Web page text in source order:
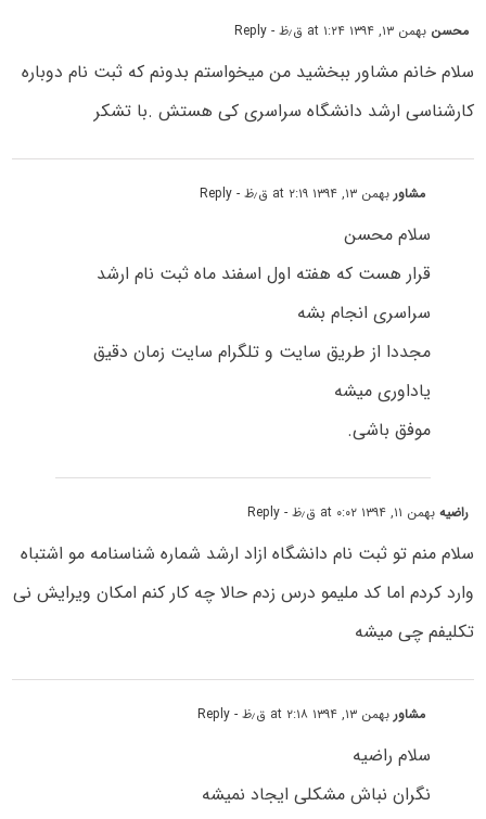
محسن بهمن ۱۳, ۱۳۹۴ at ۱:۲۴ ق٫ظ - Reply
سلام خانم مشاور ببخشید من میخواستم بدونم که ثبت نام دوباره
کارشناسی ارشد دانشگاه سراسری کی هستش .با تشکر
مشاوربهمن ۱۳, ۱۳۹۴ at ۲:۱۹ ق٫ظ - Reply
سلام محسن
قرار هست که هفته اول اسفند ماه ثبت نام ارشد
سراسری انجام بشه
مجددا از طریق سایت و تلگرام سایت زمان دقیق
یاداوری میشه
موفق باشی.
راضیهبهمن ۱۱, ۱۳۹۴ at ۰:۰۲ ق٫ظ - Reply
سلام منم تو ثبت نام دانشگاه ازاد ارشد شماره شناسنامه مو اشتباه
وارد کردم اما کد ملیمو درس زدم حالا چه کار کنم امکان ویرایش نی
تکلیفم چی میشه
مشاوربهمن ۱۳, ۱۳۹۴ at ۲:۱۸ ق٫ظ - Reply
سلام راضیه
نگران نباش مشکلی ایجاد نمیشه